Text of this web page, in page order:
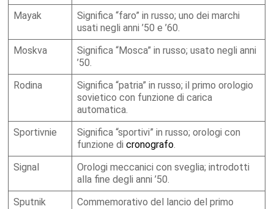
Mayak
Significa “faro” in russo; uno dei marchi
usati negli anni ’50 e ’60.
Moskva
Significa “Mosca” in russo; usato negli anni
’50.
Rodina
Significa “patria” in russo; il primo orologio
sovietico con funzione di carica
automatica.
Sportivnie
Significa “sportivi” in russo; orologi con
funzione dicronografo.
Signal
Orologi meccanici con sveglia; introdotti
alla fine degli anni ’50.
Sputnik
Commemorativo del lancio del primo